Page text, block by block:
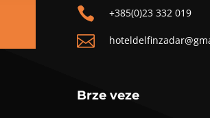
 +385(0)23 332 019

Brze veze